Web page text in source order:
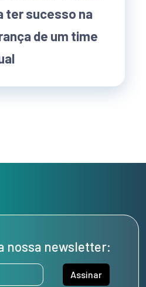
ter sucesso na
de um time
nossa newsletter:
Assinar